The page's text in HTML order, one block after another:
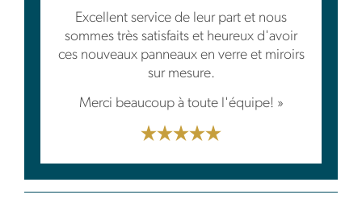
Excellent service de leur part et nous
sommes très satisfaits et heureux d'avoir
ces nouveaux panneaux en verre et miroirs
sur mesure.
Merci beaucoup à toute l'équipe! »